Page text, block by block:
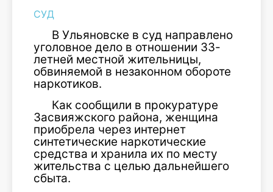
СУД
В Ульяновске в суд направлено
уголовное дело в отношении 33-
летней местной жительницы,
обвиняемой в незаконном обороте
наркотиков.
Как сообщили в прокуратуре
Засвияжского района, женщина
приобрела через интернет
синтетические наркотические
средства и хранила их по месту
жительства с целью дальнейшего
сбыта.